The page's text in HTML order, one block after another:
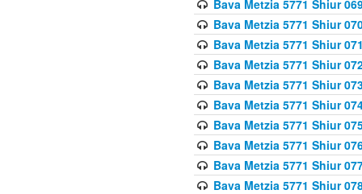
Bava Metzia 5771 Shiur
Bava Metzia 5771 Shiur
Bava Metzia 5771 Shiur
Bava Metzia 5771 Shiur
Bava Metzia 5771 Shiur
Bava Metzia 5771 Shiur
Bava Metzia 5771 Shiur
Bava Metzia 5771 Shiur
Bava Metzia 5771 Shiur
Bava Metzia 5771 Shiur